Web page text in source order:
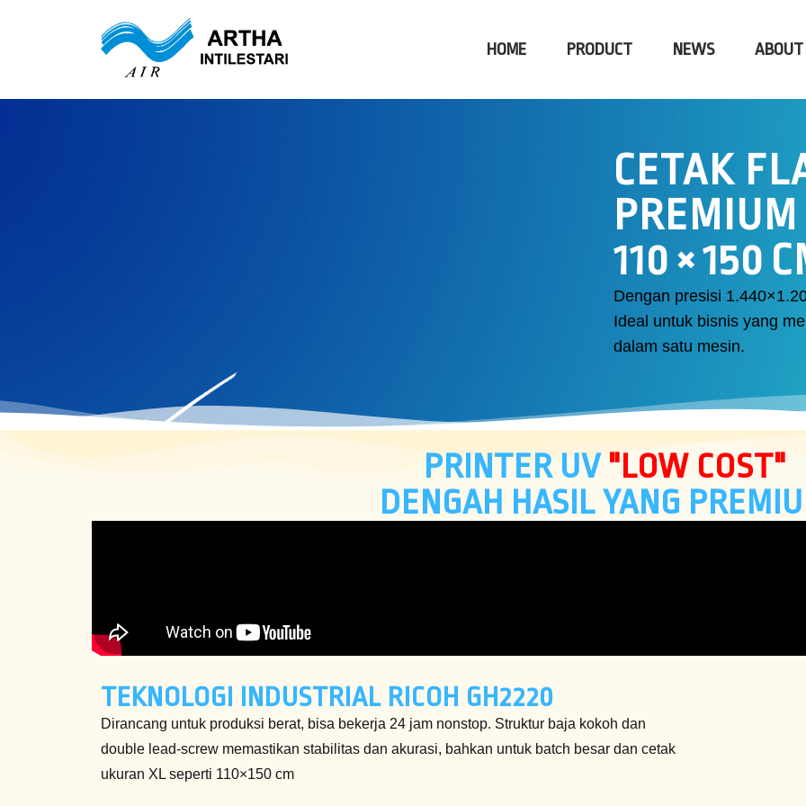
HOME PRODUCT NEWS ABOUT
CETAK
110 × 150
Dengan presisi
Ideal untuk bisnis yang
dalam satu mesin.
PRINTER UV"LOW COST"
DENGAH HASIL YANG
TEKNOLOGI INDUSTRIAL RICOH GH2220
Dirancang untuk produksi berat, bisa bekerja 24 jam nonstop. Struktur baja kokoh dan
double lead-screw memastikan stabilitas dan akurasi, bahkan untuk batch besar dan cetak
ukuran XL seperti 110×150 cm